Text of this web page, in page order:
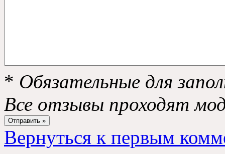
* Обязательные для
Все отзывы проходят
Вернуться к первым